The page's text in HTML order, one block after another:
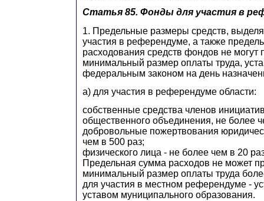
Статья 85. Фонды для участия в
1. Предельные размеры средств,
участия в референдуме, а также
расходования средств фондов не могут
минимальный размер оплаты труда,
федеральным законом на день
а) для участия в референдуме области:
собственные средства членов
общественного объединения, не более
добровольные пожертвования
чем в 500 раз;
физического лица - не более чем в 20
Предельная сумма расходов не может
минимальный размер оплаты труда
для участия в местном референдуме -
уставом муниципального образования.